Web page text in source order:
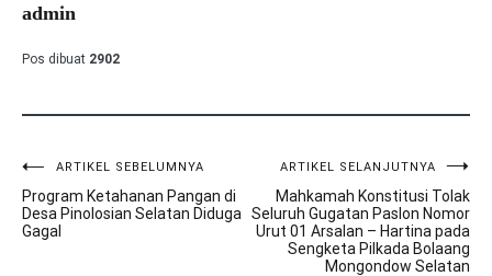
admin
Pos dibuat 2902
Navigasi
pos
ARTIKEL SEBELUMNYA
Program Ketahanan Pangan di
Desa Pinolosian Selatan Diduga
Gagal
ARTIKEL SELANJUTNYA
Mahkamah Konstitusi Tolak
Seluruh Gugatan Paslon Nomor
Urut 01 Arsalan – Hartina pada
Sengketa Pilkada Bolaang
Mongondow Selatan